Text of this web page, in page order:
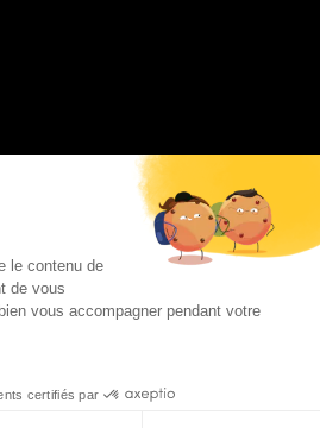
le contenu de
de vous
vous accompagner pendant votre
certifiés par